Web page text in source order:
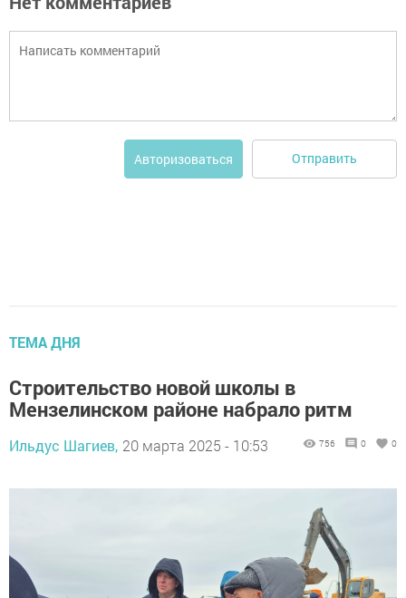
Авторизоваться Отправить
ТЕМА ДНЯ
Строительство новой школы в
Мензелинском районе набрало ритм
Ильдус Шагиев, 20 марта 2025 - 10:53 756 0 0